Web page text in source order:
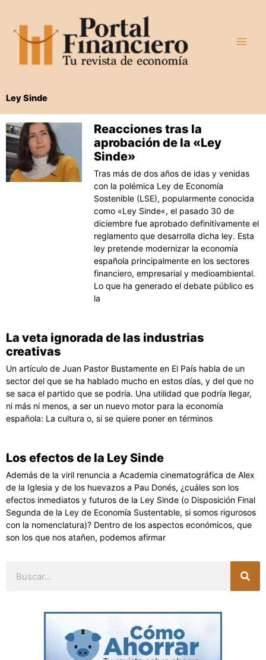
contenido
Ley Sinde
Reacciones tras la
aprobación de la «Ley
Sinde»
Tras más de dos años de idas y venidas
con la polémica Ley de Economía
Sostenible (LSE), popularmente conocida
como «Ley Sinde«, el pasado 30 de
diciembre fue aprobado definitivamente el
reglamento que desarrolla dicha ley. Esta
ley pretende modernizar la economía
española principalmente en los sectores
financiero, empresarial y medioambiental.
Lo que ha generado el debate público es
la
La veta ignorada de las industrias
creativas
Un artículo de Juan Pastor Bustamente en El País habla de un
sector del que se ha hablado mucho en estos días, y del que no
se saca el partido que se podría. Una utilidad que podría llegar,
ni más ni menos, a ser un nuevo motor para la economía
española: La cultura o, si se quiere poner en términos
Los efectos de la Ley Sinde
Además de la viril renuncia a Academia cinematográfica de Alex
de la Iglesia y de los huevazos a Pau Donés, ¿cuáles son los
efectos inmediatos y futuros de la Ley Sinde (o Disposición Final
Segunda de la Ley de Economía Sustentable, si somos rigurosos
con la nomenclatura)? Dentro de los aspectos económicos, que
son los que nos atañen, podemos afirmar